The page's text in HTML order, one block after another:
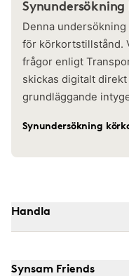
Denna
för körkortstillstånd.
frågor enligt
skickas digitalt
grundläggande
Synundersökning
Handla
Synsam Friends